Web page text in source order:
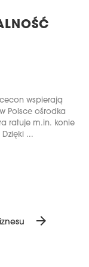
wspierają
Polsce ośrodka
ratuje m.in. konie
...
arrow_forward